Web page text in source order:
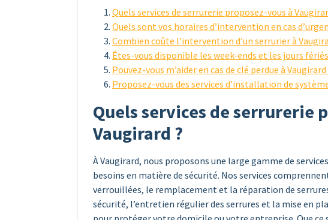
Quels services de serrurerie proposez-vous à
Quels sont vos horaires d’intervention en cas
Combien coûte l’intervention d’un serrurier à
Êtes-vous disponible les week-ends et les jours
Pouvez-vous m’aider en cas de clé perdue à Vaugirard
Proposez-vous des services d’installation de
Quels services de serrurerie
Vaugirard ?
À Vaugirard, nous proposons une large gamme de
besoins en matière de sécurité. Nos services
verrouillées, le remplacement et la réparation de
sécurité, l’entretien régulier des serrures et la mise en